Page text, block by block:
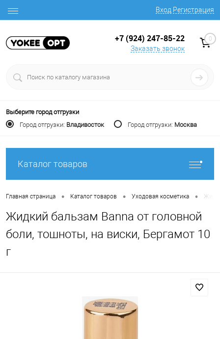
Вход Регистрация
+7 (924) 247-85-22
Заказать звонок
0
Выберите город отгрузки
Город отгрузки: Владивосток Город отгрузки: Москва
Каталог товаров
Главная страница • Каталог товаров • Уходовая косметика •
Жидкий бальзам Banna от головной
боли, тошноты, на виски, Бергамот 10
г